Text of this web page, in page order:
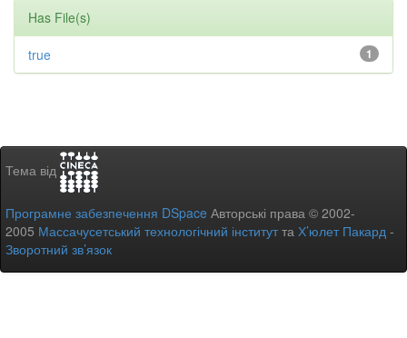
Has File(s)
1
true
Тема від
Програмне забезпечення DSpace Авторські права © 2002-
2005 Массачусетський технологічний інститутта Х’юлет Пакард -
Зворотний зв’язок